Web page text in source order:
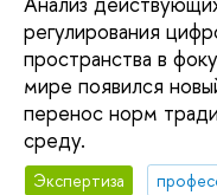
регулирования
пространства в
мире появился
перенос норм
среду.
Экспертиза